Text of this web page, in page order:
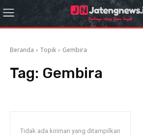
Beranda Topik Gembira
Tag: Gembira
Tidak ada kiriman yang ditampilkan